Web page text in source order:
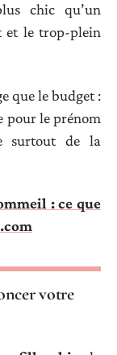
chic qu’un
et le trop-plein
que le budget :
pour le prénom
surtout de la
: ce que
votre